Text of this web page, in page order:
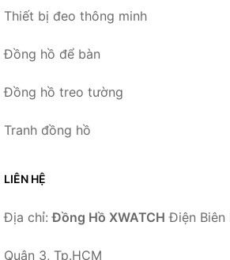
Thiết bị đeo thông minh
Đồng hồ để bàn
Đồng hồ treo tường
Tranh đồng hồ
LIÊN HỆ
Địa chỉ:Đồng Hồ XWATCH Điện Biên
Quận 3, Tp.HCM